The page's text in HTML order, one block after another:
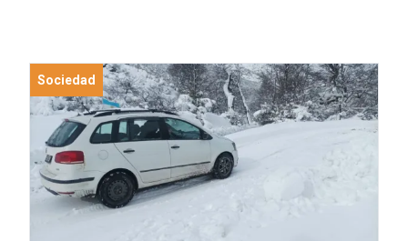
Sociedad